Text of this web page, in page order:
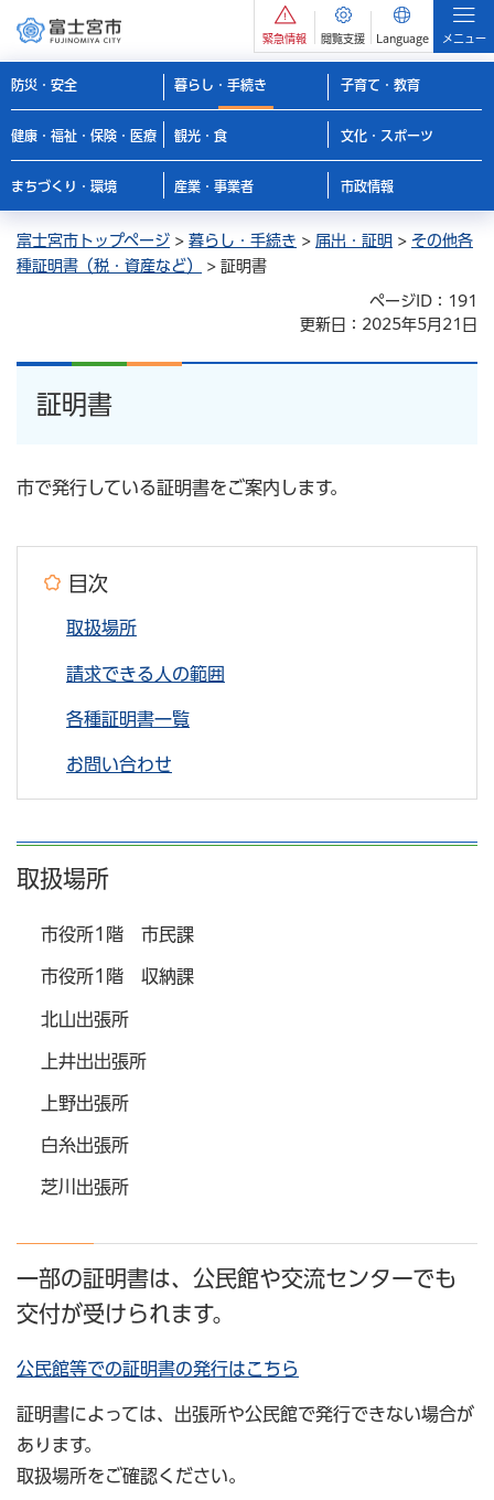
緊急情報 閲覧支援 Language メニュー
防災・安全 暮らし・手続き 子育て・教育
健康・福祉・保険・医療 観光・食 文化・スポーツ
まちづくり・環境 産業・事業者 市政情報
富士宮市トップページ > 暮らし・手続き > 届出・証明 > その他各
種証明書（税・資産など）
> 証明書
ページID：191
更新日：2025年5月21日
証明書
市で発行している証明書をご案内します。
目次
取扱場所
請求できる人の範囲
各種証明書一覧
お問い合わせ
取扱場所
市役所1階 市民課
市役所1階 収納課
北山出張所
上井出出張所
上野出張所
白糸出張所
芝川出張所
一部の証明書は、公民館や交流センターでも
交付が受けられます。
公民館等での証明書の発行はこちら
証明書によっては、出張所や公民館で発行できない場合が
あります。
取扱場所をご確認ください。